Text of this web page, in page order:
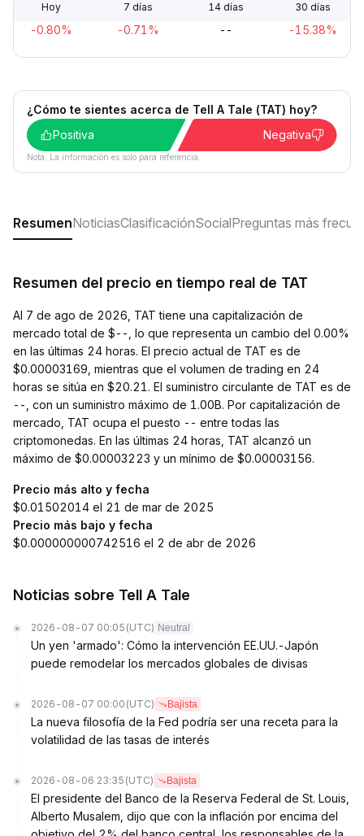
Hoy 7 días 14 días 30 días
-0.80% -0.71% -- -15.38%
¿Cómo te sientes acerca de Tell A Tale (TAT) hoy?
Positiva
Negativa
Nota: La información es solo para referencia.
ResumenNoticiasClasificaciónSocialPreguntas más
Resumen del precio en tiempo real de TAT
Al 7 de ago de 2026, TAT tiene una capitalización de
mercado total de $--, lo que representa un cambio del 0.00%
en las últimas 24 horas. El precio actual de TAT es de
$0.00003169, mientras que el volumen de trading en 24
horas se sitúa en $20.21. El suministro circulante de TAT es de
--, con un suministro máximo de 1.00B. Por capitalización de
mercado, TAT ocupa el puesto -- entre todas las
criptomonedas. En las últimas 24 horas, TAT alcanzó un
máximo de $0.00003223 y un mínimo de $0.00003156.
Precio más alto y fecha
$0.01502014 el 21 de mar de 2025
Precio más bajo y fecha
$0.000000000742516 el 2 de abr de 2026
Noticias sobre Tell A Tale
2026-08-07 00:05 (UTC) Neutral
Un yen 'armado': Cómo la intervención EE.UU.-Japón
puede remodelar los mercados globales de divisas
2026-08-07 00:00 (UTC) Bajista
La nueva filosofía de la Fed podría ser una receta para la
volatilidad de las tasas de interés
2026-08-06 23:35 (UTC) Bajista
El presidente del Banco de la Reserva Federal de St. Louis,
Alberto Musalem, dijo que con la inflación por encima del